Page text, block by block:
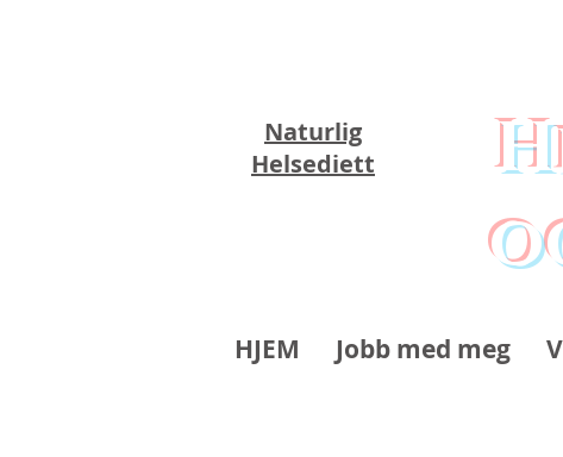
Naturlig
Helsediett
HJEM Jobb med meg